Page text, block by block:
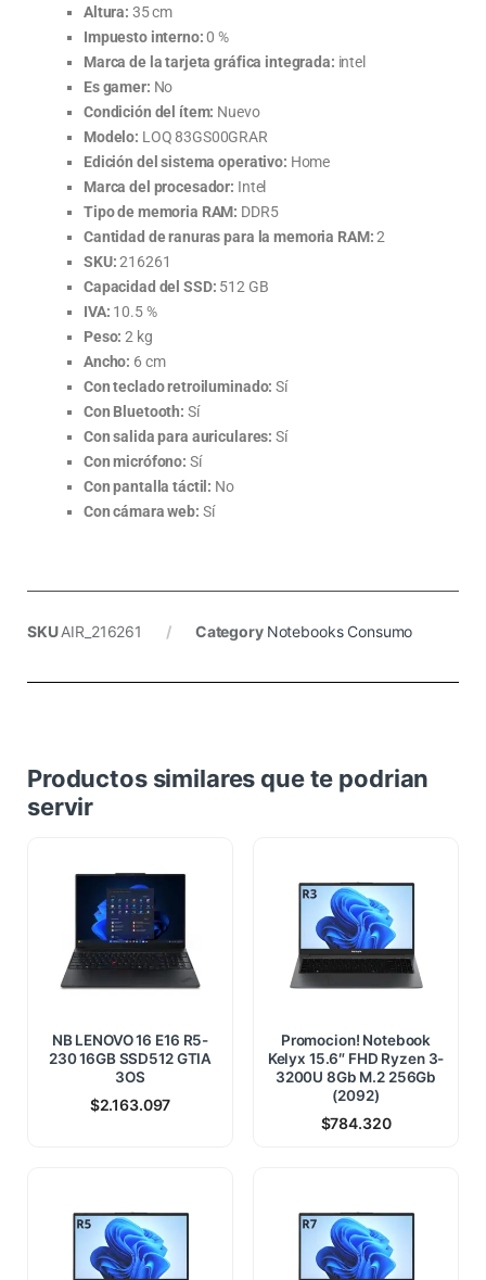
Altura: 35 cm
Impuesto interno:0 %
Marca de la tarjeta gráfica integrada: intel
Es gamer: No
Condición del ítem: Nuevo
Modelo: LOQ 83GS00GRAR
Edición del sistema operativo: Home
Marca del procesador: Intel
Tipo de memoria RAM: DDR5
Cantidad de ranuras para la memoria RAM:2
SKU:216261
Capacidad del SSD: 512 GB
IVA: 10.5 %
Peso: 2 kg
Ancho: 6 cm
Con teclado retroiluminado: Sí
Con Bluetooth: Sí
Con salida para auriculares: Sí
Con micrófono: Sí
Con pantalla táctil: No
Con cámara web: Sí
SKUAIR_216261 Category Notebooks Consumo
Productos similares que te podrian
servir
NB LENOVO 16 E16 R5-
230 16GB SSD512 GTIA
3OS
$2.163.097
Promocion! Notebook
Kelyx 15.6″ FHD Ryzen 3-
3200U 8Gb M.2 256Gb
(2092)
$784.320